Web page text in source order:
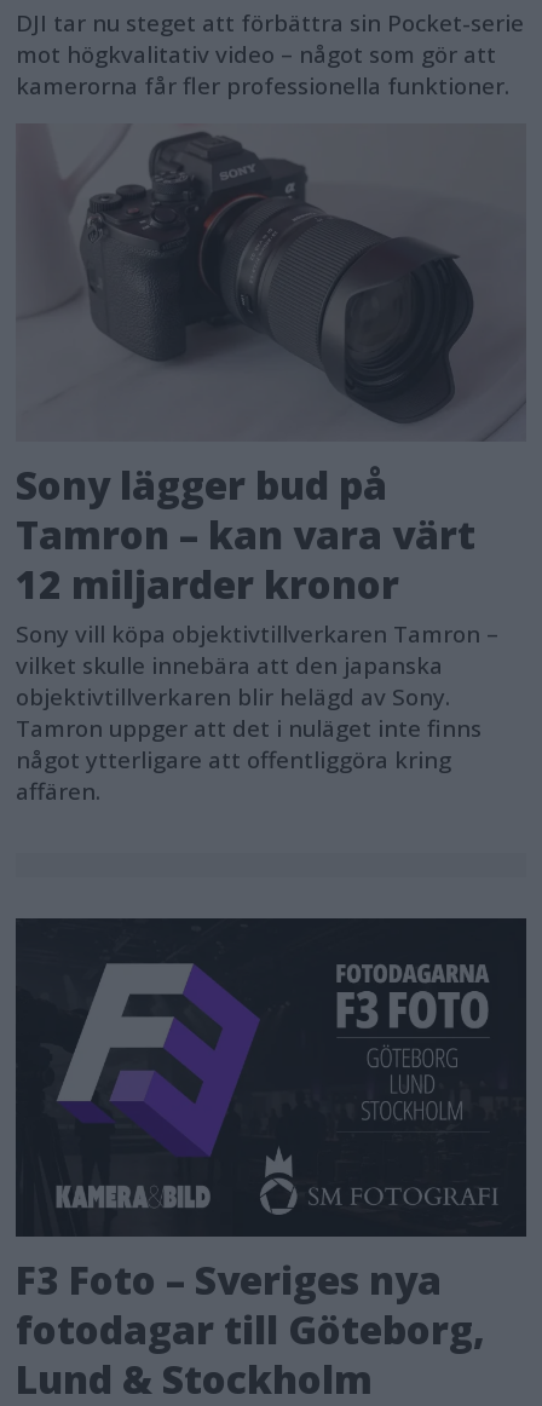
DJI tar nu steget att förbättra sin Pocket-serie
mot högkvalitativ video – något som gör att
kamerorna får fler professionella funktioner.
Sony lägger bud på
Tamron – kan vara värt
12 miljarder kronor
Sony vill köpa objektivtillverkaren Tamron –
vilket skulle innebära att den japanska
objektivtillverkaren blir helägd av Sony.
Tamron uppger att det i nuläget inte finns
något ytterligare att offentliggöra kring
affären.
F3 Foto – Sveriges nya
fotodagar till Göteborg,
Lund & Stockholm